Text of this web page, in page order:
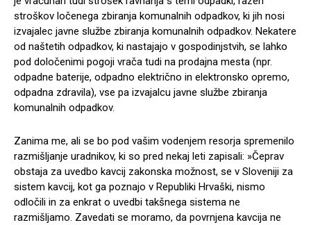
stroškov ločenega zbiranja komunalnih odpadkov, ki jih nosi
izvajalec javne službe zbiranja komunalnih odpadkov. Nekatere
od naštetih odpadkov, ki nastajajo v gospodinjstvih, se lahko
pod določenimi pogoji vrača tudi na prodajna mesta (npr.
odpadne baterije, odpadno električno in elektronsko opremo,
odpadna zdravila), vse pa izvajalcu javne službe zbiranja
komunalnih odpadkov.
Zanima me, ali se bo pod vašim vodenjem resorja spremenilo
razmišljanje uradnikov, ki so pred nekaj leti zapisali: »Čeprav
obstaja za uvedbo kavcij zakonska možnost, se v Sloveniji za
sistem kavcij, kot ga poznajo v Republiki Hrvaški, nismo
odločili in za enkrat o uvedbi takšnega sistema ne
razmišljamo. Zavedati se moramo, da povrnjena kavcija ne